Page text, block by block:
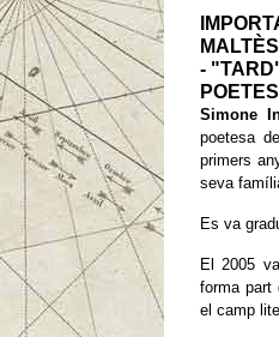
-
Simone
poetesa de
primers
seva
Es va
El 2005
forma part
el camp